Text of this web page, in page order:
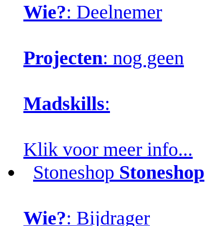
Wie?: Deelnemer
Projecten: nog geen
Madskills:
Klik voor meer info...
Stoneshop Stoneshop
Wie?: Bijdrager